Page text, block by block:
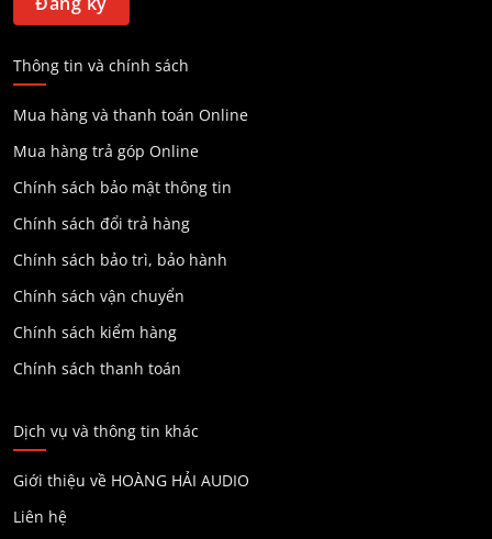
Thông tin và chính sách
Mua hàng và thanh toán Online
Mua hàng trả góp Online
Chính sách bảo mật thông tin
Chính sách đổi trả hàng
Chính sách bảo trì, bảo hành
Chính sách vận chuyển
Chính sách kiểm hàng
Chính sách thanh toán
Dịch vụ và thông tin khác
Giới thiệu về HOÀNG HẢI AUDIO
Liên hệ